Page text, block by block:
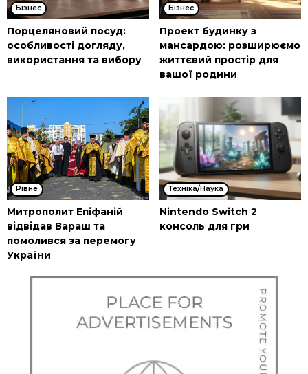
Бізнес
Порцеляновий посуд:
особливості догляду,
використання та вибору
Бізнес
Проект будинку з
мансардою: розширюємо
життєвий простір для
вашої родини
Рівне
Митрополит Епіфаній
відвідав Вараш та
помолився за перемогу
України
Техніка/Наука
Nintendo Switch 2
консоль для гри